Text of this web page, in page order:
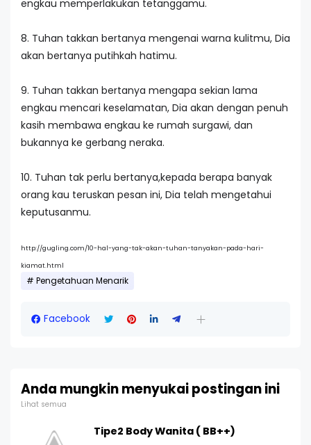
engkau memperlakukan tetanggamu.
8. Tuhan takkan bertanya mengenai warna kulitmu, Dia
akan bertanya putihkah hatimu.
9. Tuhan takkan bertanya mengapa sekian lama
engkau mencari keselamatan, Dia akan dengan penuh
kasih membawa engkau ke rumah surgawi, dan
bukannya ke gerbang neraka.
10. Tuhan tak perlu bertanya,kepada berapa banyak
orang kau teruskan pesan ini, Dia telah mengetahui
keputusanmu.
http://gugling.com/10-hal-yang-tak-akan-tuhan-tanyakan-pada-hari-
kiamat.html
Pengetahuan Menarik
Facebook
Anda mungkin menyukai postingan ini
Lihat semua
Tipe2 Body Wanita ( BB++)